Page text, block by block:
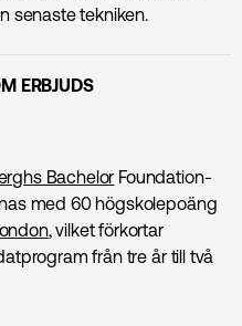
senaste tekniken.
ERBJUDS
Bachelor Foundation-
med 60 högskolepoäng
, vilket förkortar
från tre år till två